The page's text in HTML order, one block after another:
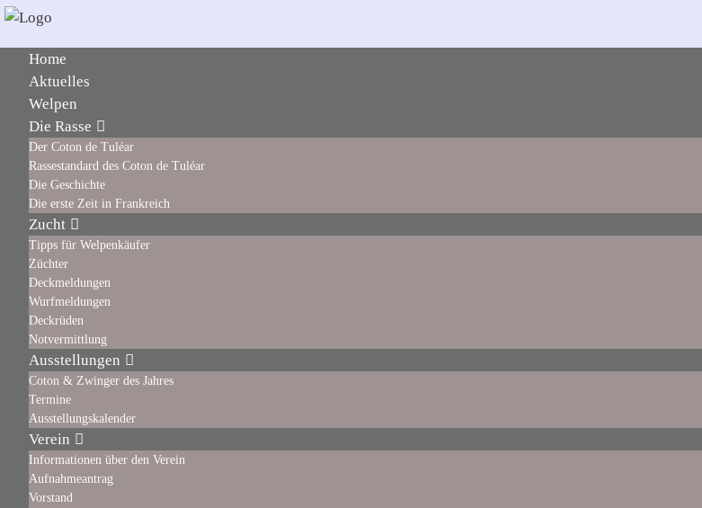
Home
Aktuelles
Welpen
Die Rasse
Der Coton de Tuléar
Rassestandard des Coton de Tuléar
Die Geschichte
Die erste Zeit in Frankreich
Zucht
Tipps für Welpenkäufer
Züchter
Deckmeldungen
Wurfmeldungen
Deckrüden
Notvermittlung
Ausstellungen
Coton & Zwinger des Jahres
Termine
Ausstellungskalender
Verein
Informationen über den Verein
Aufnahmeantrag
Vorstand